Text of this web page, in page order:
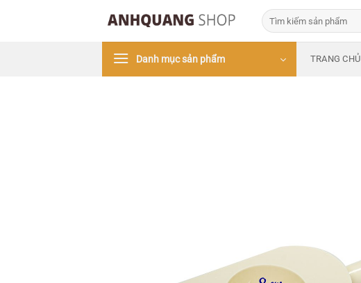
Tìm
kiếm:
Danh mục sản phẩm TRANG CHỦ